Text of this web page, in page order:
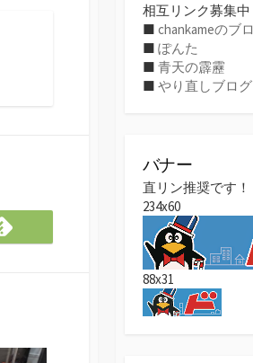
Feedly
で
相互リンク募集中
■ chankameのブ
■ ぽんた
■ 青天の霹靂
■ やり直しブログ
バナー
直リン推奨です！
234x60
88x31